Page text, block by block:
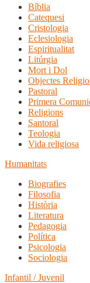
Bíblia
Catequesi
Cristologia
Eclesiologia
Espiritualitat
Litúrgia
Mort i Dol
Objectes
Pastoral
Primera
Religions
Santoral
Teologia
Vida religiosa
Humanitats
Biografies
Filosofia
Història
Literatura
Pedagogia
Política
Psicologia
Sociologia
Infantil / Juvenil